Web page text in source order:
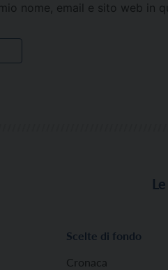
nome, email e sito web in
Scelte di fondo
Cronaca